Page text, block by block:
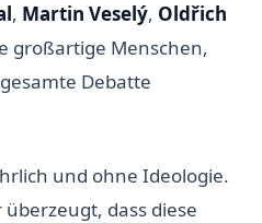
, Martin Veselý, Oldřich
großartige Menschen,
Debatte
und ohne Ideologie.
dass diese